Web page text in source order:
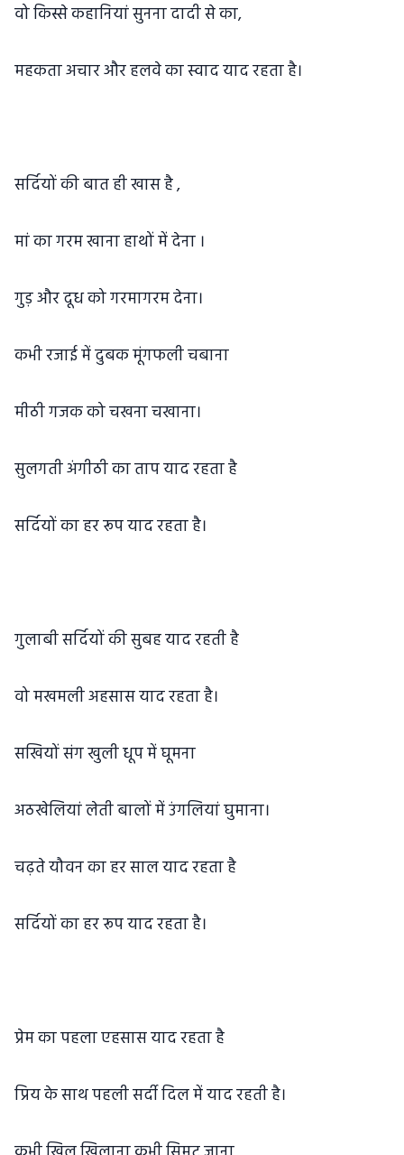
वो किस्से कहानियां सुनना दादी से का,
महकता अचार और हलवे का स्वाद याद रहता है।
सर्दियों की बात ही खास है ,
मां का गरम खाना हाथों में देना ।
गुड़ और दूध को गरमागरम देना।
कभी रजाई में दुबक मूंगफली चबाना
मीठी गजक को चखना चखाना।
सुलगती अंगीठी का ताप याद रहता है
सर्दियों का हर रूप याद रहता है।
गुलाबी सर्दियों की सुबह याद रहती है
वो मखमली अहसास याद रहता है।
सखियों संग खुली धूप में घूमना
अठखेलियां लेती बालों में उंगलियां घुमाना।
चढ़ते यौवन का हर साल याद रहता है
सर्दियों का हर रूप याद रहता है।
प्रेम का पहला एहसास याद रहता है
प्रिय के साथ पहली सर्दी दिल में याद रहती है।